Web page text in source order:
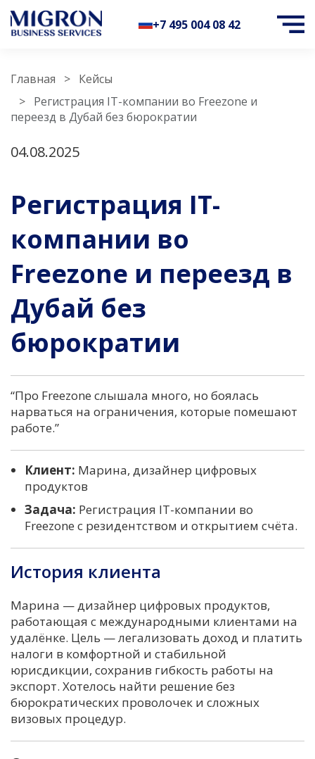
+7 495 004 08 42
Главная
Кейсы
Регистрация IT-компании во Freezone и
переезд в Дубай без бюрократии
04.08.2025
Регистрация IT-
компании во
Freezone и переезд в
Дубай без
бюрократии
“Про Freezone слышала много, но боялась
нарваться на ограничения, которые помешают
работе.”
Клиент: Марина, дизайнер цифровых
продуктов
Задача: Регистрация IT-компании во
Freezone с резидентством и открытием счёта.
История клиента
Марина — дизайнер цифровых продуктов,
работающая с международными клиентами на
удалёнке. Цель — легализовать доход и платить
налоги в комфортной и стабильной
юрисдикции, сохранив гибкость работы на
экспорт. Хотелось найти решение без
бюрократических проволочек и сложных
визовых процедур.